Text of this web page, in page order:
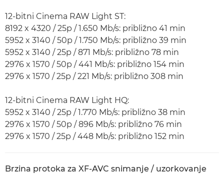
12-bitni Cinema RAW Light ST:
8192 x 4320 / 25p / 1.650 Mb/s: približno 41 min
5952 x 3140 / 50p / 1.750 Mb/s: približno 39 min
5952 x 3140 / 25p / 871 Mb/s: približno 78 min
2976 x 1570 / 50p / 441 Mb/s: približno 154 min
2976 x 1570 / 25p / 221 Mb/s: približno 308 min
12-bitni Cinema RAW Light HQ:
5952 x 3140 / 25p / 1.770 Mb/s: približno 38 min
2976 x 1570 / 50p / 896 Mb/s: približno 76 min
2976 x 1570 / 25p / 448 Mb/s: približno 152 min
Brzina protoka za XF-AVC snimanje / uzorkovanje